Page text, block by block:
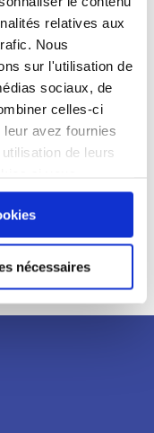
relatives aux
Nous
sur l'utilisation de
sociaux, de
celles-ci
avez fournies
de leurs
nécessaires